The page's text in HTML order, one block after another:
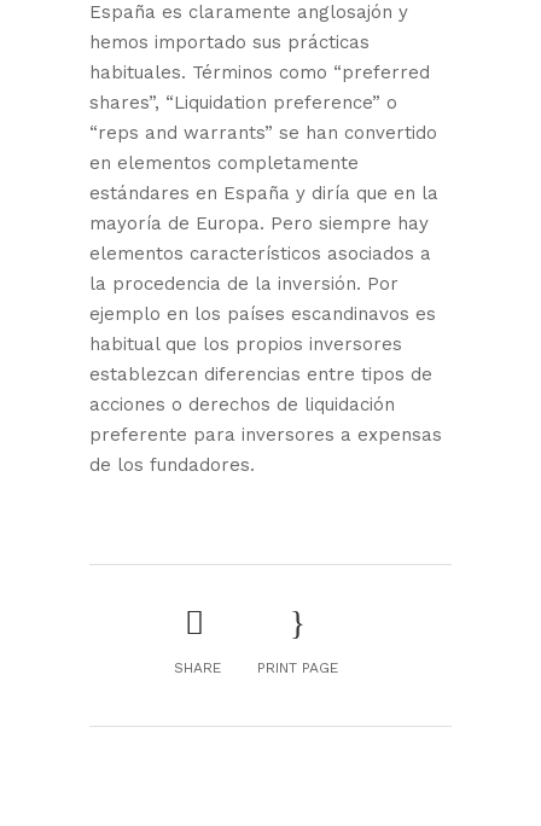
España es claramente anglosajón y
hemos importado sus prácticas
habituales. Términos como “preferred
shares”, “Liquidation preference” o
“reps and warrants” se han convertido
en elementos completamente
estándares en España y diría que en la
mayoría de Europa. Pero siempre hay
elementos característicos asociados a
la procedencia de la inversión. Por
ejemplo en los países escandinavos es
habitual que los propios inversores
establezcan diferencias entre tipos de
acciones o derechos de liquidación
preferente para inversores a expensas
de los fundadores.
SHARE PRINT PAGE